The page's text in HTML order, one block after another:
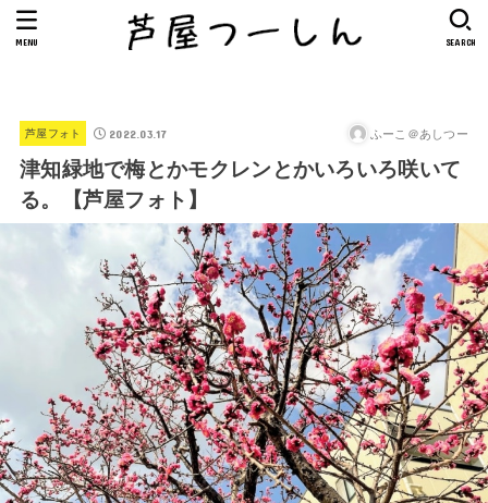
SEARCH
MENU
芦屋フォト 2022.03.17 ふーこ＠あしつー
津知緑地で梅とかモクレンとかいろいろ咲いて
る。【芦屋フォト】